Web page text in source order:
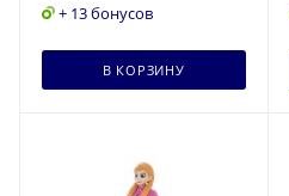
+ 13 бонусов
В КОРЗИНУ